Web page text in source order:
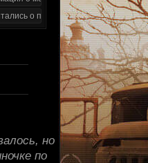
о проделанной работе
но
по